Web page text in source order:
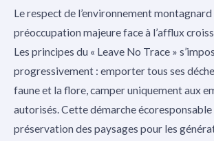
Le respect de l’environnement
préoccupation majeure face à l’afflux
Les principes du « Leave No Trace »
progressivement : emporter tous ses
faune et la flore, camper uniquement aux
autorisés. Cette démarche
préservation des paysages pour les